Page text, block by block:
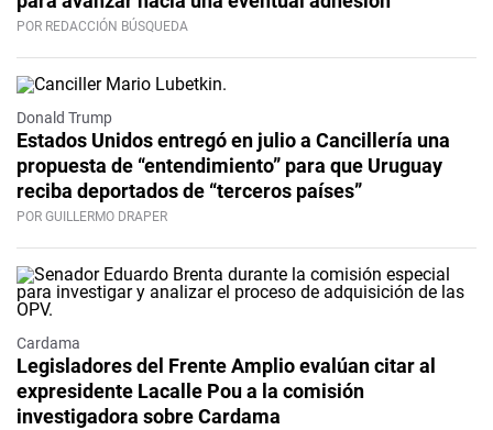
POR REDACCIÓN BÚSQUEDA
Donald Trump
Estados Unidos entregó en julio a Cancillería una
propuesta de “entendimiento” para que Uruguay
reciba deportados de “terceros países”
POR GUILLERMO DRAPER
Cardama
Legisladores del Frente Amplio evalúan citar al
expresidente Lacalle Pou a la comisión
investigadora sobre Cardama